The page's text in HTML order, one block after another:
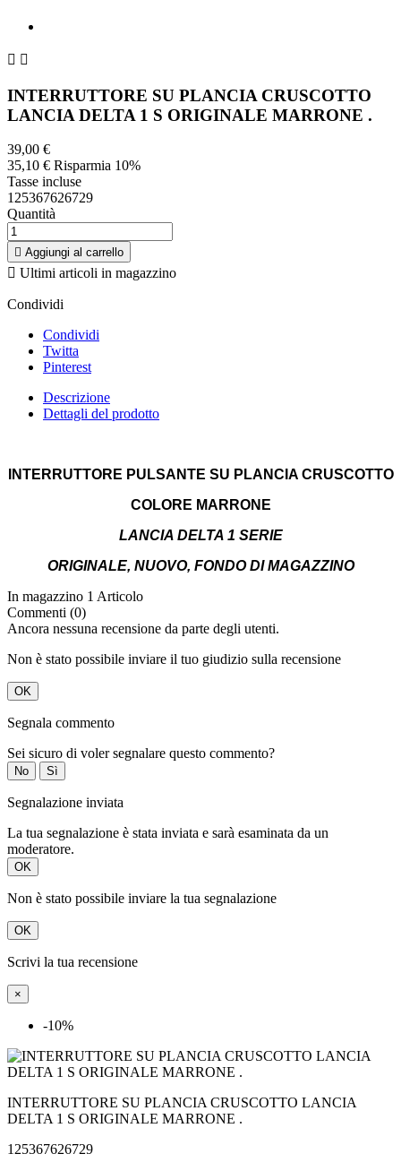
 
INTERRUTTORE SU PLANCIA CRUSCOTTO
LANCIA DELTA 1 S ORIGINALE MARRONE .
39,00 €
35,10 € Risparmia 10%
Tasse incluse
125367626729
Quantità
 Aggiungi al carrello
 Ultimi articoli in magazzino
Condividi
Condividi
Twitta
Pinterest
Descrizione
Dettagli del prodotto
INTERRUTTORE PULSANTE SU PLANCIA CRUSCOTTO
COLORE MARRONE
LANCIA DELTA 1 SERIE
ORIGINALE, NUOVO, FONDO DI MAGAZZINO
In magazzino 1 Articolo
Commenti (0)
Ancora nessuna recensione da parte degli utenti.
Non è stato possibile inviare il tuo giudizio sulla recensione
OK
Segnala commento
Sei sicuro di voler segnalare questo commento?
No Sì
Segnalazione inviata
La tua segnalazione è stata inviata e sarà esaminata da un
moderatore.
OK
Non è stato possibile inviare la tua segnalazione
OK
Scrivi la tua recensione
×
-10%
INTERRUTTORE SU PLANCIA CRUSCOTTO LANCIA
DELTA 1 S ORIGINALE MARRONE .
125367626729